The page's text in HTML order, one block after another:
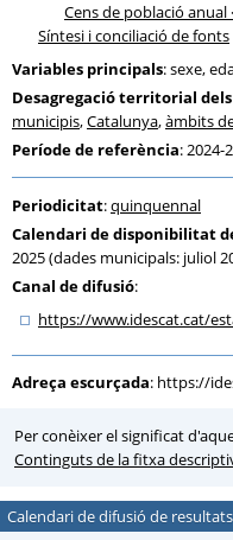
Cens de població anual
Síntesi i conciliació de fonts
Variables principals: sexe,
Desagregació territorial
municipis,Catalunya,àmbits
Període de referència: 2024-
Periodicitat:quinquennal
Calendari de disponibilitat
2025 (dades municipals: juliol
Canal de difusió:
https://www.idescat.cat/
Adreça escurçada: https://
Per conèixer el significat
Continguts de la fitxa
Calendari de difusió de